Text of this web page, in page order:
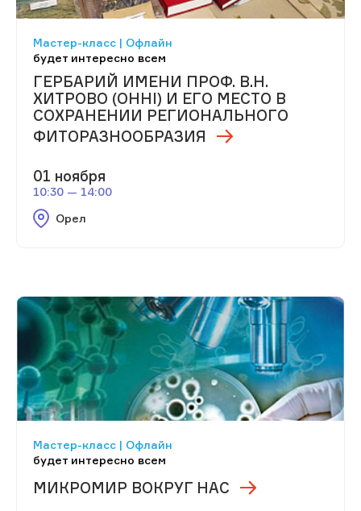
Мастер-класс | Офлайн
будет интересно всем
ГЕРБАРИЙ ИМЕНИ ПРОФ. В.Н.
ХИТРОВО (OHHI) И ЕГО МЕСТО В
СОХРАНЕНИИ РЕГИОНАЛЬНОГО
ФИТОРАЗНООБРАЗИЯ
01 ноября
10:30 — 14:00
Орел
Мастер-класс | Офлайн
будет интересно всем
МИКРОМИР ВОКРУГ НАС